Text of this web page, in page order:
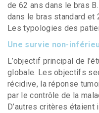
de 62 ans dans le bras
dans le bras standard et
Les typologies des
Une survie non-
L’objectif principal de
globale. Les objectifs
récidive, la réponse
par le contrôle de la
D’autres critères